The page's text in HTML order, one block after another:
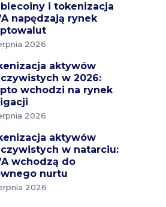
i tokenizacja
napędzają rynek
2026
aktywów
w 2026:
wchodzi na rynek
2026
aktywów
w natarciu:
wchodzą do
nurtu
2026